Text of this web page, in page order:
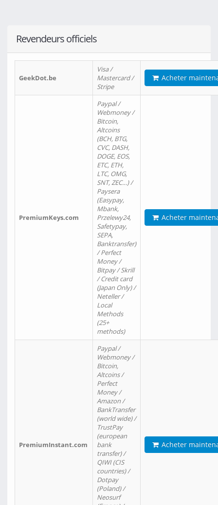
Revendeurs officiels
GeekDot.be
Visa /
Mastercard /
Stripe
Acheter
PremiumKeys.com
Paypal /
Webmoney /
Bitcoin,
Altcoins
(BCH, BTG,
CVC, DASH,
DOGE, EOS,
ETC, ETH,
LTC, OMG,
SNT, ZEC…) /
Paysera
(Easypay,
Mbank,
Przelewy24,
Safetypay,
SEPA,
Banktransfer)
/ Perfect
Money /
Bitpay / Skrill
/ Credit card
(Japan Only) /
Neteller /
Local
Methods
(25+
methods)
Acheter
PremiumInstant.com
Paypal /
Webmoney /
Bitcoin,
Altcoins /
Perfect
Money /
Amazon /
BankTransfer
(world wide) /
TrustPay
(european
bank
transfer) /
QIWI (CIS
countries) /
Dotpay
(Poland) /
Neosurf
Acheter